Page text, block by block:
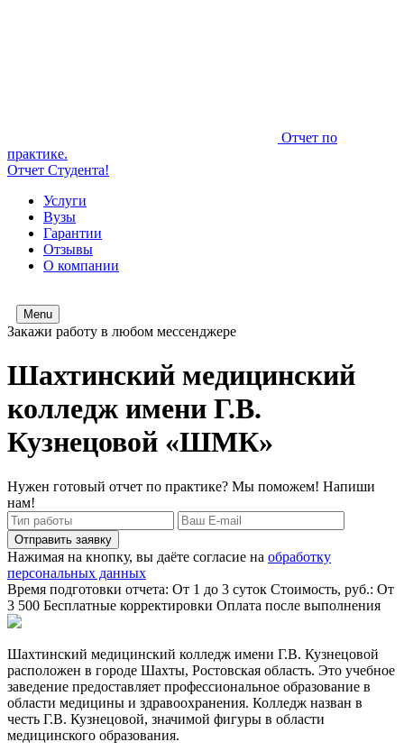
Отчет по
практике.
Отчет Студента!
Услуги
Вузы
Гарантии
Отзывы
О компании
Menu
Закажи работу в любом мессенджере
Шахтинский медицинский
колледж имени Г.В.
Кузнецовой «ШМК»
Нужен готовый отчет по практике? Мы поможем! Напиши
нам!
Отправить заявку
Нажимая на кнопку, вы даёте согласие на обработку
персональных данных
Время подготовки отчета: От 1 до 3 суток Стоимость, руб.: От
3 500 Бесплатные корректировки Оплата после выполнения
Шахтинский медицинский колледж имени Г.В. Кузнецовой
расположен в городе Шахты, Ростовская область. Это учебное
заведение предоставляет профессиональное образование в
области медицины и здравоохранения. Колледж назван в
честь Г.В. Кузнецовой, значимой фигуры в области
медицинского образования.